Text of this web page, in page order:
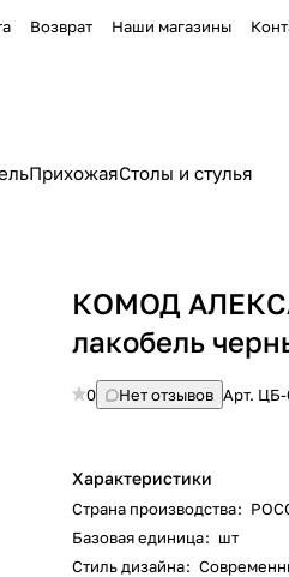
Возврат Наши магазины
ПрихожаяСтолы и стулья
КОМОД
лакобель
0 Нет отзывов Арт. ЦБ-
Характеристики
Страна производства:
Базовая единица: шт
Стиль дизайна: